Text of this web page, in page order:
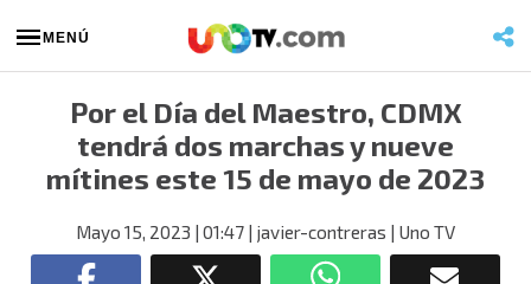
MENÚ
Por el Día del Maestro, CDMX
tendrá dos marchas y nueve
mítines este 15 de mayo de 2023
Mayo 15, 2023 | 01:47 | javier-contreras | Uno TV